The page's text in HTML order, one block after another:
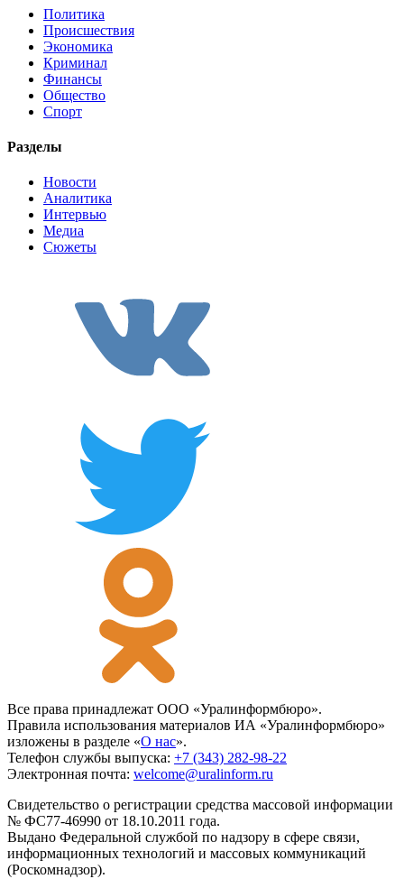
Политика
Происшествия
Экономика
Криминал
Финансы
Общество
Спорт
Разделы
Новости
Аналитика
Интервью
Медиа
Сюжеты
Все права принадлежат ООО «Уралинформбюро».
Правила использования материалов ИА «Уралинформбюро»
изложены в разделе «О нас».
Телефон службы выпуска: +7 (343) 282-98-22
Электронная почта: welcome@uralinform.ru
Свидетельство о регистрации средства массовой информации
№ ФС77-46990 от 18.10.2011 года.
Выдано Федеральной службой по надзору в сфере связи,
информационных технологий и массовых коммуникаций
(Роскомнадзор).